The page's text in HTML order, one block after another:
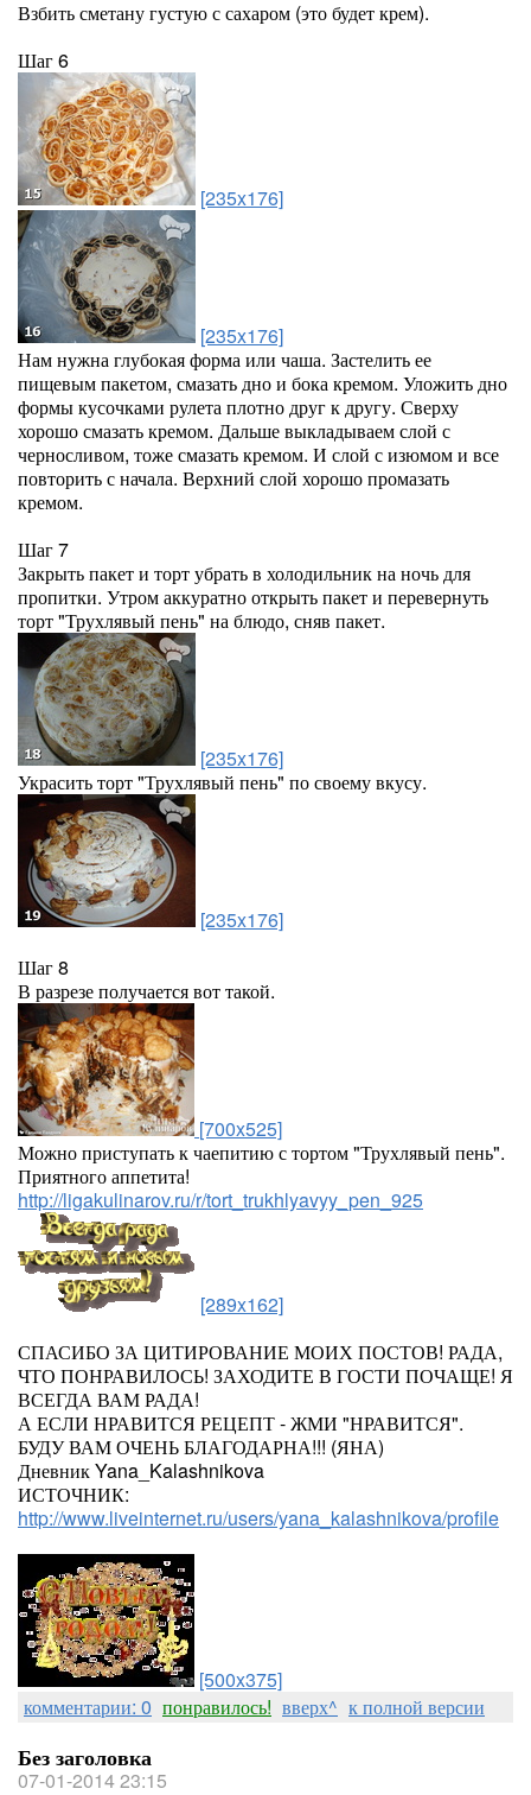
Взбить сметану густую с сахаром (это будет крем).
Шаг 6
[235x176]
[235x176]
Нам нужна глубокая форма или чаша. Застелить ее
пищевым пакетом, смазать дно и бока кремом. Уложить дно
формы кусочками рулета плотно друг к другу. Сверху
хорошо смазать кремом. Дальше выкладываем слой с
черносливом, тоже смазать кремом. И слой с изюмом и все
повторить с начала. Верхний слой хорошо промазать
кремом.
Шаг 7
Закрыть пакет и торт убрать в холодильник на ночь для
пропитки. Утром аккуратно открыть пакет и перевернуть
торт "Трухлявый пень" на блюдо, сняв пакет.
[235x176]
Украсить торт "Трухлявый пень" по своему вкусу.
[235x176]
Шаг 8
В разрезе получается вот такой.
[700x525]
Можно приступать к чаепитию с тортом "Трухлявый пень".
Приятного аппетита!
http://ligakulinarov.ru/r/tort_trukhlyavyy_pen_925
[289x162]
СПАСИБО ЗА ЦИТИРОВАНИЕ МОИХ ПОСТОВ! РАДА,
ЧТО ПОНРАВИЛОСЬ! ЗАХОДИТЕ В ГОСТИ ПОЧАЩЕ! Я
ВСЕГДА ВАМ РАДА!
А ЕСЛИ НРАВИТСЯ РЕЦЕПТ - ЖМИ "НРАВИТСЯ".
БУДУ ВАМ ОЧЕНЬ БЛАГОДАРНА!!! (ЯНА)
Дневник Yana_Kalashnikova
ИСТОЧНИК:
http://www.liveinternet.ru/users/yana_kalashnikova/profile
[500x375]
комментарии: 0 понравилось! вверх^ к полной версии
Без заголовка
07-01-2014 23:15